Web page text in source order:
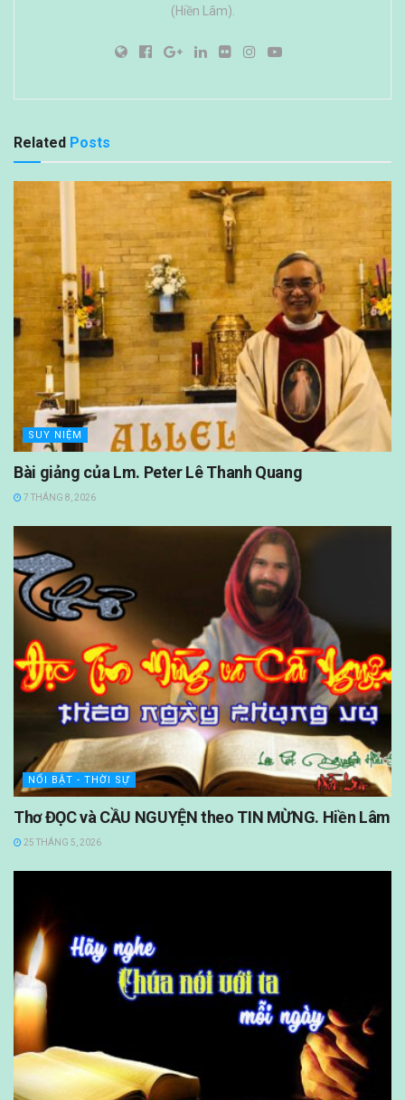
(Hiền Lâm).
Related Posts
SUY NIỆM
Bài giảng của Lm. Peter Lê Thanh Quang
7 THÁNG 8, 2026
NỔI BẬT - THỜI SỰ
Thơ ĐỌC và CẦU NGUYỆN theo TIN MỪNG. Hiền Lâm
25 THÁNG 5, 2026